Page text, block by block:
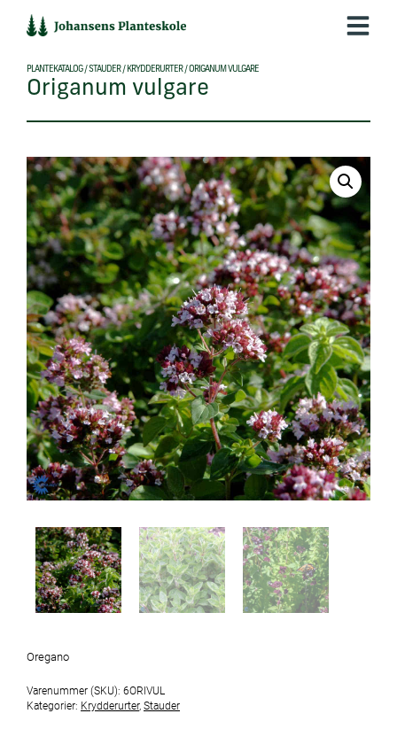
indholdet
PLANTEKATALOG/STAUDER/ KRYDDERURTER/ORIGANUM VULGARE
Origanum vulgare
Oregano
Varenummer (SKU): 6ORIVUL
Kategorier: Krydderurter, Stauder